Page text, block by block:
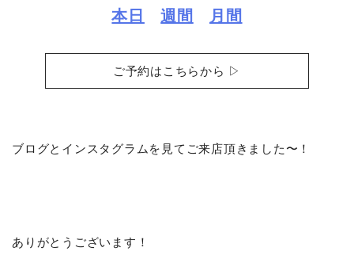
本日 週間 月間
ご予約はこちらから ▷
ブログとインスタグラムを見てご来店頂きました〜！
ありがとうございます！